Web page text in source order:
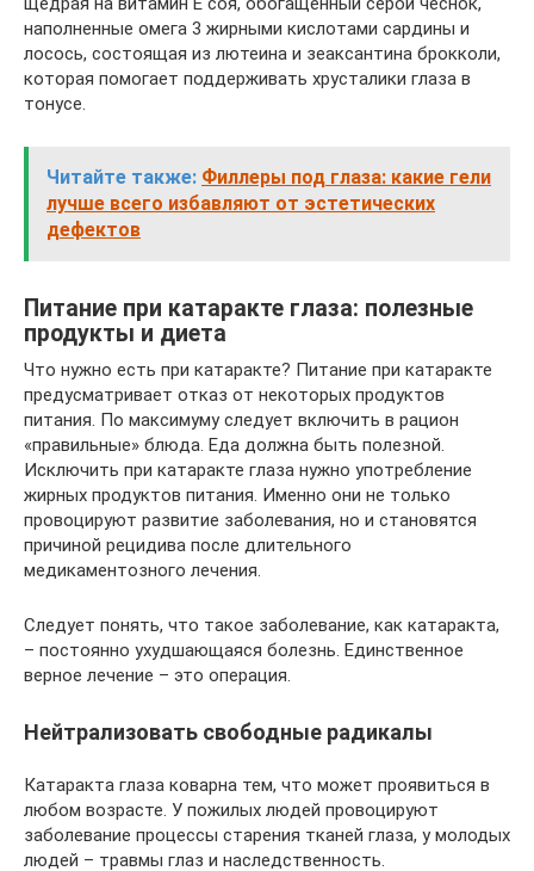
наполненные омега 3 жирными кислотами сардины и
лосось, состоящая из лютеина и зеаксантина брокколи,
которая помогает поддерживать хрусталики глаза в
тонусе.
Читайте также: Филлеры под глаза: какие гели
лучше всего избавляют от эстетических
дефектов
Питание при катаракте глаза: полезные
продукты и диета
Что нужно есть при катаракте? Питание при катаракте
предусматривает отказ от некоторых продуктов
питания. По максимуму следует включить в рацион
«правильные» блюда. Еда должна быть полезной.
Исключить при катаракте глаза нужно употребление
жирных продуктов питания. Именно они не только
провоцируют развитие заболевания, но и становятся
причиной рецидива после длительного
медикаментозного лечения.
Следует понять, что такое заболевание, как катаракта,
– постоянно ухудшающаяся болезнь. Единственное
верное лечение – это операция.
Нейтрализовать свободные радикалы
Катаракта глаза коварна тем, что может проявиться в
любом возрасте. У пожилых людей провоцируют
заболевание процессы старения тканей глаза, у молодых
людей – травмы глаз и наследственность.